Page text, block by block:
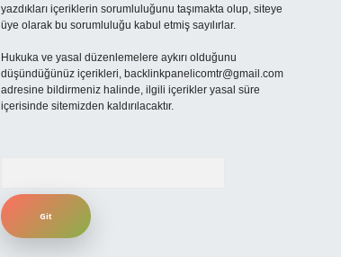
yazdıkları içeriklerin sorumluluğunu taşımakta olup, siteye
üye olarak bu sorumluluğu kabul etmiş sayılırlar.
Hukuka ve yasal düzenlemelere aykırı olduğunu
düşündüğünüz içerikleri, backlinkpanelicomtr@gmail.com
adresine bildirmeniz halinde, ilgili içerikler yasal süre
içerisinde sitemizden kaldırılacaktır.